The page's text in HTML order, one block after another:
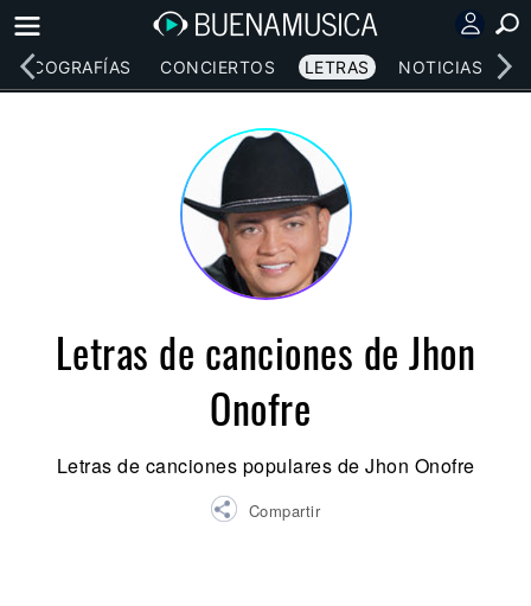
DISCOGRAFÍAS CONCIERTOS LETRAS NOTICIAS
Letras de canciones de Jhon
Onofre
Letras de canciones populares de Jhon Onofre
Compartir